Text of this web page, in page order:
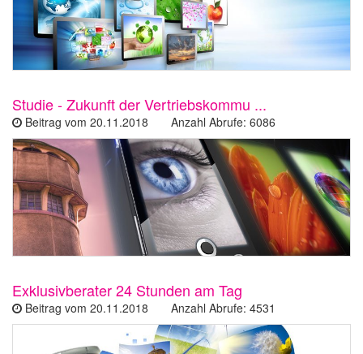
Studie - Zukunft der Vertriebskommu ...
Beitrag vom 20.11.2018 Anzahl Abrufe: 6086
Exklusivberater 24 Stunden am Tag
Beitrag vom 20.11.2018 Anzahl Abrufe: 4531